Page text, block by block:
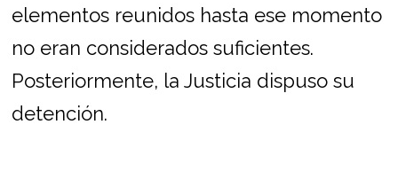
elementos reunidos hasta ese momento
no eran considerados suficientes.
Posteriormente, la Justicia dispuso su
detención.